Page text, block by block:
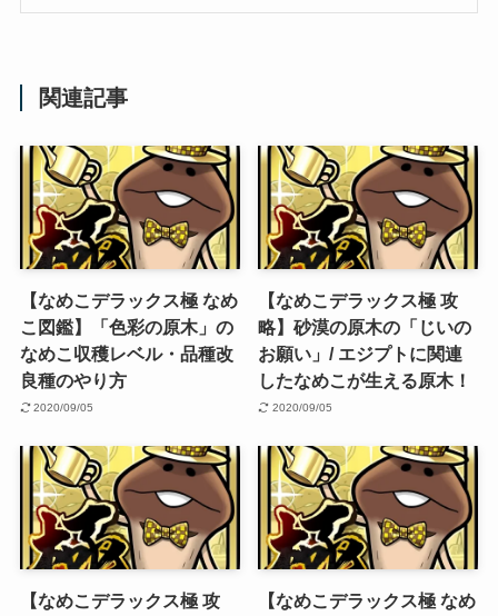
関連記事
【なめこデラックス極 なめ
こ図鑑】「色彩の原木」の
なめこ収穫レベル・品種改
良種のやり方
2020/09/05
【なめこデラックス極 攻
略】砂漠の原木の「じいの
お願い」/ エジプトに関連
したなめこが生える原木！
2020/09/05
【なめこデラックス極 攻
【なめこデラックス極 なめ